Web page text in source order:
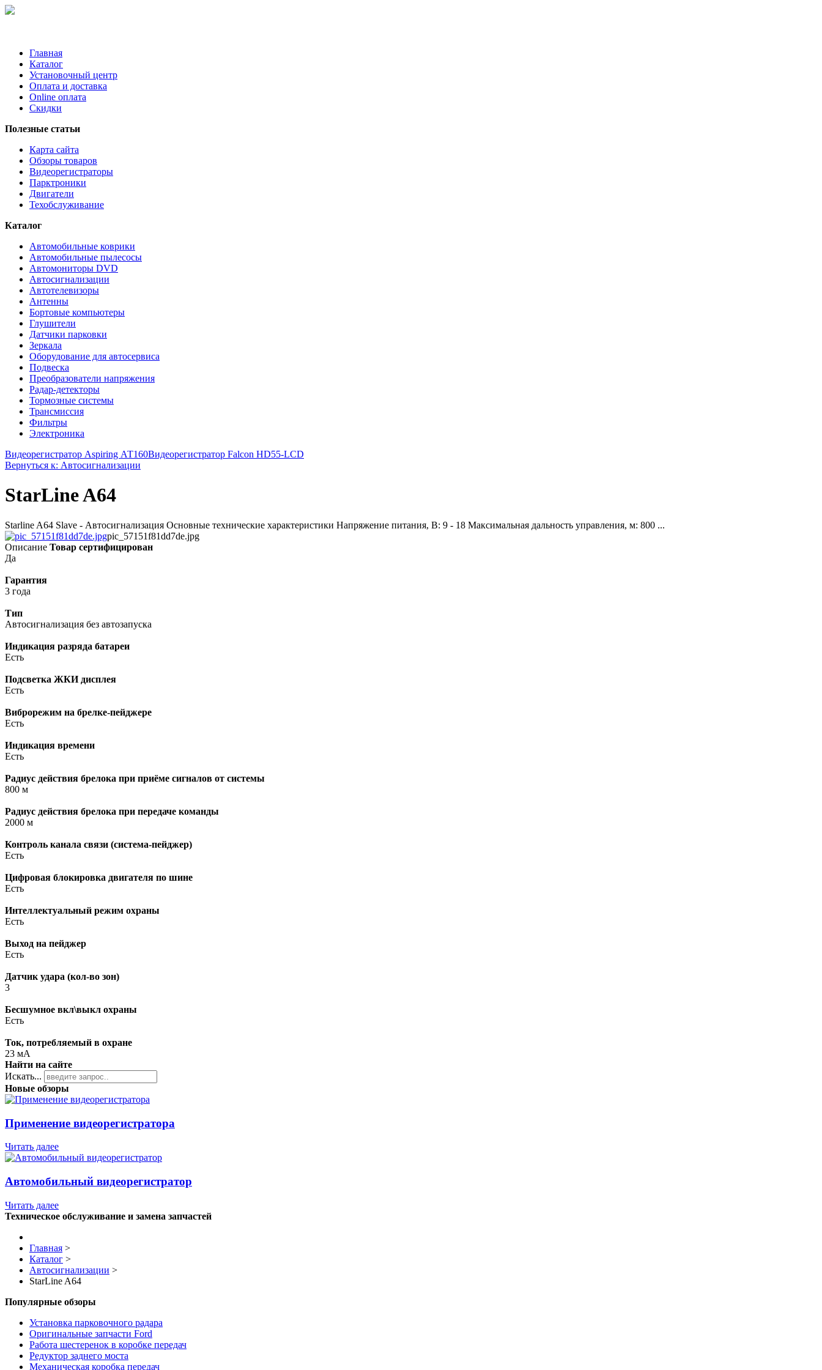
Главная
Каталог
Установочный центр
Оплата и доставка
Online оплата
Скидки
Полезные статьи
Карта сайта
Обзоры товаров
Видеорегистраторы
Парктроники
Двигатели
Техобслуживание
Каталог
Автомобильные коврики
Автомобильные пылесосы
Автомониторы DVD
Автосигнализации
Автотелевизоры
Антенны
Бортовые компьютеры
Глушители
Датчики парковки
Зеркала
Оборудование для автосервиса
Подвеска
Преобразователи напряжения
Радар-детекторы
Тормозные системы
Трансмиссия
Фильтры
Электроника
Видеорегистратор Aspiring АТ160Видеорегистратор Falcon HD55-LCD
Вернуться к: Автосигнализации
StarLine A64
Starline A64 Slave - Автосигнализация Основные технические характеристики Напряжение питания, В: 9 - 18 Максимальная дальность управления, м: 800 ...
pic_57151f81dd7de.jpg
Описание Товар сертифицирован
Да
Гарантия
3 года
Тип
Автосигнализация без автозапуска
Индикация разряда батареи
Есть
Подсветка ЖКИ дисплея
Есть
Виброрежим на брелке-пейджере
Есть
Индикация времени
Есть
Радиус действия брелока при приёме сигналов от системы
800 м
Радиус действия брелока при передаче команды
2000 м
Контроль канала связи (система-пейджер)
Есть
Цифровая блокировка двигателя по шине
Есть
Интеллектуальный режим охраны
Есть
Выход на пейджер
Есть
Датчик удара (кол-во зон)
3
Бесшумное вкл\выкл охраны
Есть
Ток, потребляемый в охране
23 мА
Найти на сайте
Искать...
Новые обзоры
Применение видеорегистратора
Читать далее
Автомобильный видеорегистратор
Читать далее
Техническое обслуживание и замена запчастей
Главная >
Каталог >
Автосигнализации >
StarLine A64
Популярные обзоры
Установка парковочного радара
Оригинальные запчасти Ford
Работа шестеренок в коробке передач
Редуктор заднего моста
Механическая коробка передач